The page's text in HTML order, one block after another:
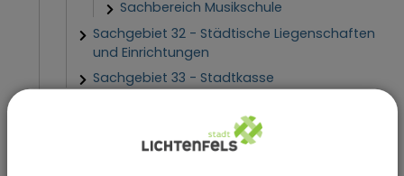
Sachbereich Musikschule
Sachgebiet 32 - Städtische Liegenschaften
und Einrichtungen
Sachgebiet 33 - Stadtkasse
Sachgebiet 41 - Stadtplanung, Baurecht
und Verkehrswesen